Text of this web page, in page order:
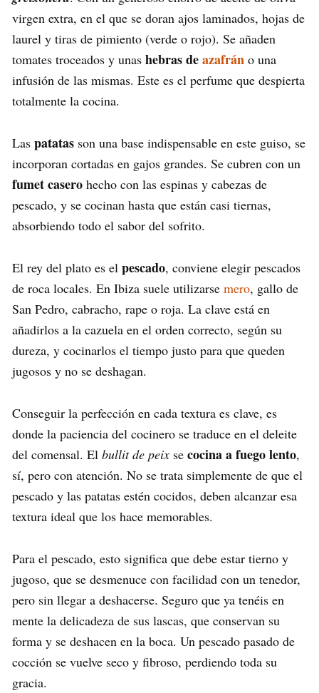
virgen extra, en el que se doran ajos laminados, hojas de
laurel y tiras de pimiento (verde o rojo). Se añaden
tomates troceados y unas hebras deazafrán o una
infusión de las mismas. Este es el perfume que despierta
totalmente la cocina.
Las patatas son una base indispensable en este guiso, se
incorporan cortadas en gajos grandes. Se cubren con un
fumet casero hecho con las espinas y cabezas de
pescado, y se cocinan hasta que están casi tiernas,
absorbiendo todo el sabor del sofrito.
El rey del plato es el pescado, conviene elegir pescados
de roca locales. En Ibiza suele utilizarse mero, gallo de
San Pedro, cabracho, rape o roja. La clave está en
añadirlos a la cazuela en el orden correcto, según su
dureza, y cocinarlos el tiempo justo para que queden
jugosos y no se deshagan.
Conseguir la perfección en cada textura es clave, es
donde la paciencia del cocinero se traduce en el deleite
del comensal. El bullit de peix se cocina a fuego lento,
sí, pero con atención. No se trata simplemente de que el
pescado y las patatas estén cocidos, deben alcanzar esa
textura ideal que los hace memorables.
Para el pescado, esto significa que debe estar tierno y
jugoso, que se desmenuce con facilidad con un tenedor,
pero sin llegar a deshacerse. Seguro que ya tenéis en
mente la delicadeza de sus lascas, que conservan su
forma y se deshacen en la boca. Un pescado pasado de
cocción se vuelve seco y fibroso, perdiendo toda su
gracia.